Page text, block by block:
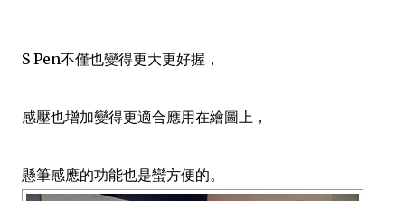
S Pen不僅也變得更大更好握，
感壓也增加變得更適合應用在繪圖上，
懸筆感應的功能也是蠻方便的。